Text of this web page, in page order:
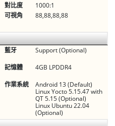
對比度
1000:1
可視角
88,88,88,88
藍牙
Support (Optional)
記憶體
4GB LPDDR4
作業系統
Android 13 (Default)
Linux Yocto 5.15.47 with
QT 5.15 (Optional)
Linux Ubuntu 22.04
(Optional)